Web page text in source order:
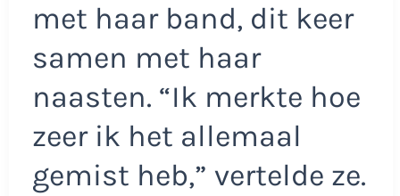
met haar band, dit keer
samen met haar
naasten. “Ik merkte hoe
zeer ik het allemaal
gemist heb,” vertelde ze.